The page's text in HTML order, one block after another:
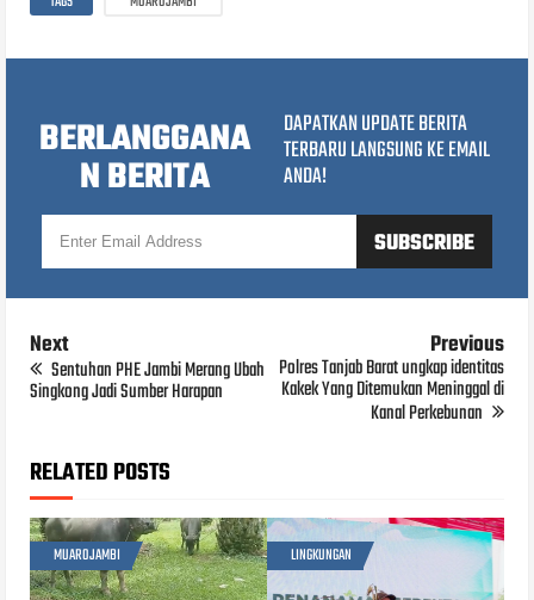
BERLANGGANA
N BERITA
DAPATKAN UPDATE BERITA
TERBARU LANGSUNG KE EMAIL
ANDA!
Next
Sentuhan PHE Jambi Merang Ubah
Singkong Jadi Sumber Harapan
Previous
Polres Tanjab Barat ungkap identitas
Kakek Yang Ditemukan Meninggal di
Kanal Perkebunan
RELATED POSTS
MUAROJAMBI LINGKUNGAN